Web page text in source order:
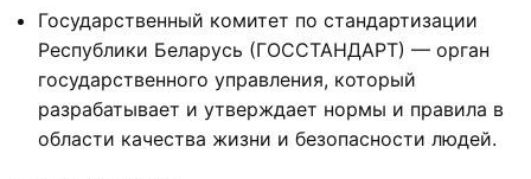
Государственный комитет по стандартизации
Республики Беларусь (ГОССТАНДАРТ) — орган
государственного управления, который
разрабатывает и утверждает нормы и правила в
области качества жизни и безопасности людей.